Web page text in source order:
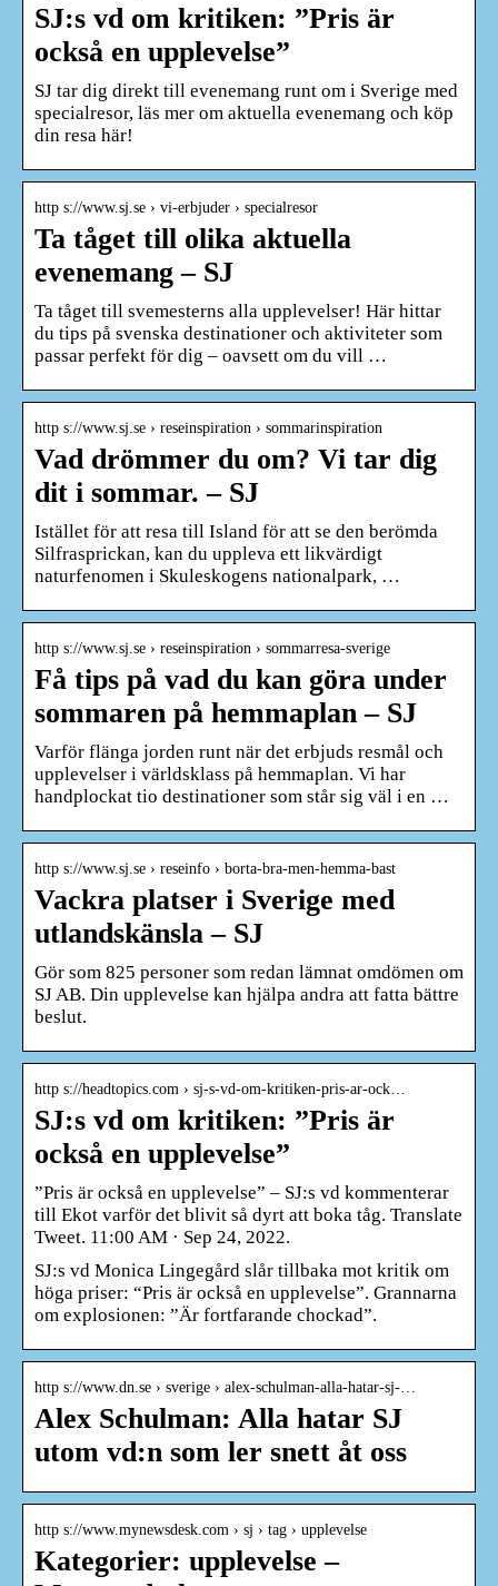
SJ:s vd om kritiken: ”Pris är
också en upplevelse”
SJ tar dig direkt till evenemang runt om i Sverige med
specialresor, läs mer om aktuella evenemang och köp
din resa här!
http s://www.sj.se › vi-erbjuder › specialresor
Ta tåget till olika aktuella
evenemang – SJ
Ta tåget till svemesterns alla upplevelser! Här hittar
du tips på svenska destinationer och aktiviteter som
passar perfekt för dig – oavsett om du vill …
http s://www.sj.se › reseinspiration › sommarinspiration
Vad drömmer du om? Vi tar dig
dit i sommar. – SJ
Istället för att resa till Island för att se den berömda
Silfrasprickan, kan du uppleva ett likvärdigt
naturfenomen i Skuleskogens nationalpark, …
http s://www.sj.se › reseinspiration › sommarresa-sverige
Få tips på vad du kan göra under
sommaren på hemmaplan – SJ
Varför flänga jorden runt när det erbjuds resmål och
upplevelser i världsklass på hemmaplan. Vi har
handplockat tio destinationer som står sig väl i en …
http s://www.sj.se › reseinfo › borta-bra-men-hemma-bast
Vackra platser i Sverige med
utlandskänsla – SJ
Gör som 825 personer som redan lämnat omdömen om
SJ AB. Din upplevelse kan hjälpa andra att fatta bättre
beslut.
http s://headtopics.com › sj-s-vd-om-kritiken-pris-ar-ock…
SJ:s vd om kritiken: ”Pris är
också en upplevelse”
”Pris är också en upplevelse” – SJ:s vd kommenterar
till Ekot varför det blivit så dyrt att boka tåg. Translate
Tweet. 11:00 AM · Sep 24, 2022.
SJ:s vd Monica Lingegård slår tillbaka mot kritik om
höga priser: “Pris är också en upplevelse”. Grannarna
om explosionen: ”Är fortfarande chockad”.
http s://www.dn.se › sverige › alex-schulman-alla-hatar-sj-…
Alex Schulman: Alla hatar SJ
utom vd:n som ler snett åt oss
http s://www.mynewsdesk.com › sj › tag › upplevelse
Kategorier: upplevelse –